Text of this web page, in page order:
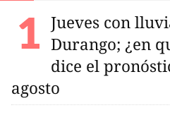
Jueves con
Durango; ¿en
dice el
agosto